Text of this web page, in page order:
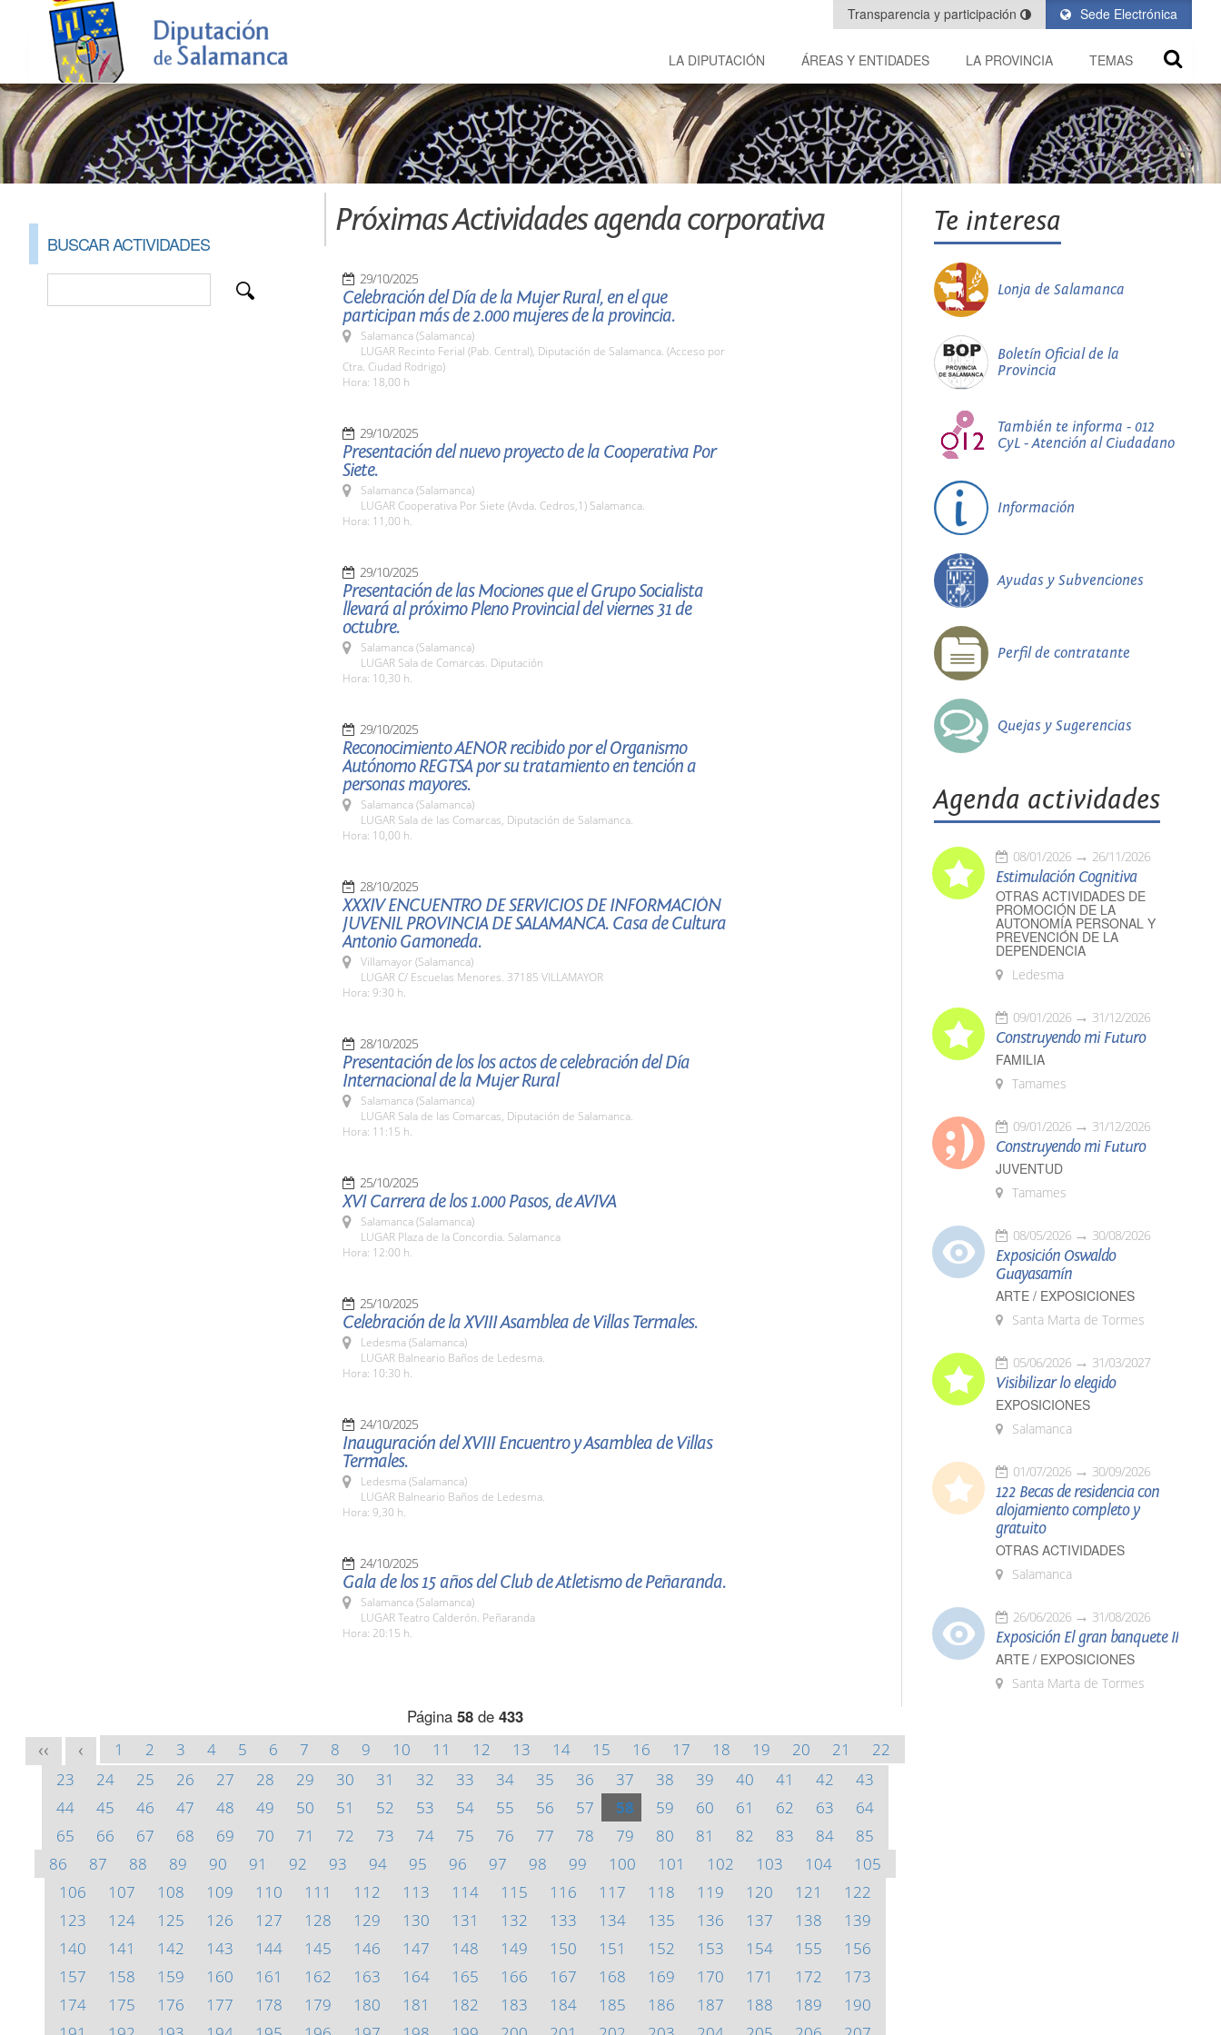
Sede Electrónica
Transparencia y participación
LA DIPUTACIÓN ÁREAS Y ENTIDADES LA PROVINCIA TEMAS
BUSCAR ACTIVIDADES
Próximas Actividades agenda corporativa
29/10/2025
Celebración del Día de la Mujer Rural, en el que
participan más de 2.000 mujeres de la provincia.
Salamanca (Salamanca)
LUGAR Recinto Ferial (Pab. Central), Diputación de Salamanca. (Acceso por
Ctra. Ciudad Rodrigo)
Hora: 18,00 h
29/10/2025
Presentación del nuevo proyecto de la Cooperativa Por
Siete.
Salamanca (Salamanca)
LUGAR Cooperativa Por Siete (Avda. Cedros,1) Salamanca.
Hora: 11,00 h.
29/10/2025
Presentación de las Mociones que el Grupo Socialista
llevará al próximo Pleno Provincial del viernes 31 de
octubre.
Salamanca (Salamanca)
LUGAR Sala de Comarcas. Diputación
Hora: 10,30 h.
29/10/2025
Reconocimiento AENOR recibido por el Organismo
Autónomo REGTSA por su tratamiento en tención a
personas mayores.
Salamanca (Salamanca)
LUGAR Sala de las Comarcas, Diputación de Salamanca.
Hora: 10,00 h.
28/10/2025
XXXIV ENCUENTRO DE SERVICIOS DE INFORMACIÓN
JUVENIL PROVINCIA DE SALAMANCA. Casa de Cultura
Antonio Gamoneda.
Villamayor (Salamanca)
LUGAR C/ Escuelas Menores. 37185 VILLAMAYOR
Hora: 9:30 h.
28/10/2025
Presentación de los los actos de celebración del Día
Internacional de la Mujer Rural
Salamanca (Salamanca)
LUGAR Sala de las Comarcas, Diputación de Salamanca.
Hora: 11:15 h.
25/10/2025
XVI Carrera de los 1.000 Pasos, de AVIVA
Salamanca (Salamanca)
LUGAR Plaza de la Concordia. Salamanca
Hora: 12:00 h.
25/10/2025
Celebración de la XVIII Asamblea de Villas Termales.
Ledesma (Salamanca)
LUGAR Balneario Baños de Ledesma.
Hora: 10:30 h.
24/10/2025
Inauguración del XVIII Encuentro y Asamblea de Villas
Termales.
Ledesma (Salamanca)
LUGAR Balneario Baños de Ledesma.
Hora: 9,30 h.
24/10/2025
Gala de los 15 años del Club de Atletismo de Peñaranda.
Salamanca (Salamanca)
LUGAR Teatro Calderón. Peñaranda
Hora: 20:15 h.
Página 58 de 433
<< < 1 2 3 4 5 6 7 8 9 10 11 12 13 14 15 16 17 18 19 20 21
22
23
24 25 26 27 28 29 30 31 32 33 34 35 36 37 38 39 40 41 42
43
44
45 46 47 48 49 50 51 52 53 54 55 56 57 58 59 60 61 62 63
64
65
66 67 68 69 70 71 72 73 74 75 76 77 78 79 80 81 82 83 84
85
86
87 88 89 90 91 92 93 94 95 96 97 98 99 100 101 102 103 104
105
106
107 108 109 110 111 112 113 114 115 116 117 118 119 120 121
122
123
124 125 126 127 128 129 130 131 132 133 134 135 136 137 138
139
140
141 142 143 144 145 146 147 148 149 150 151 152 153 154 155
156
157
158 159 160 161 162 163 164 165 166 167 168 169 170 171 172
173
174
175 176 177 178 179 180 181 182 183 184 185 186 187 188 189
190
Te interesa
Lonja de Salamanca
Boletín Oficial de la
Provincia
También te informa - 012
CyL - Atención al Ciudadano
Información
Ayudas y Subvenciones
Perfil de contratante
Quejas y Sugerencias
Agenda actividades
08/01/2026 26/11/2026
Estimulación Cognitiva
OTRAS ACTIVIDADES DE
PROMOCIÓN DE LA
AUTONOMÍA PERSONAL Y
PREVENCIÓN DE LA
DEPENDENCIA
Ledesma
09/01/2026 31/12/2026
Construyendo mi Futuro
FAMILIA
Tamames
09/01/2026 31/12/2026
Construyendo mi Futuro
JUVENTUD
Tamames
08/05/2026 30/08/2026
Exposición Oswaldo
Guayasamín
ARTE / EXPOSICIONES
Santa Marta de Tormes
05/06/2026 31/03/2027
Visibilizar lo elegido
EXPOSICIONES
Salamanca
01/07/2026 30/09/2026
122 Becas de residencia con
alojamiento completo y
gratuito
OTRAS ACTIVIDADES
Salamanca
26/06/2026 31/08/2026
Exposición El gran banquete II
ARTE / EXPOSICIONES
Santa Marta de Tormes